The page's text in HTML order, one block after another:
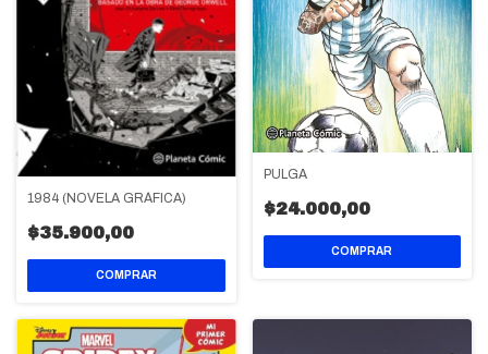
1984 (NOVELA GRÁFICA)
$35.900,00
PULGA
$24.000,00